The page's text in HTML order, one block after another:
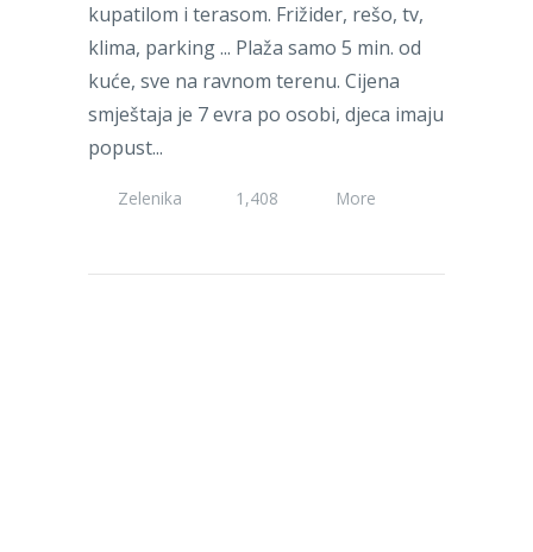
kupatilom i terasom. Frižider, rešo, tv,
klima, parking ... Plaža samo 5 min. od
kuće, sve na ravnom terenu. Cijena
smještaja je 7 evra po osobi, djeca imaju
popust...
Zelenika 1,408 More